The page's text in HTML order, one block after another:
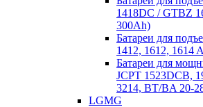
1418DC / GTBZ
300Ah)
Батареи для
1412, 1612, 1614
Батареи для
JCPT 1523DCB,
3214, BT/BA 20-
LGMG